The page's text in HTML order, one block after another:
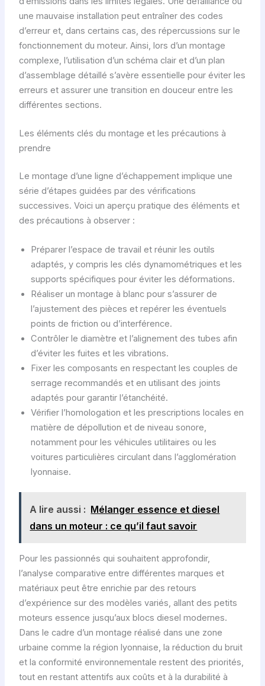
une mauvaise installation peut entraîner des codes
d’erreur et, dans certains cas, des répercussions sur le
fonctionnement du moteur. Ainsi, lors d’un montage
complexe, l’utilisation d’un schéma clair et d’un plan
d’assemblage détaillé s’avère essentielle pour éviter les
erreurs et assurer une transition en douceur entre les
différentes sections.
Les éléments clés du montage et les précautions à
prendre
Le montage d’une ligne d’échappement implique une
série d’étapes guidées par des vérifications
successives. Voici un aperçu pratique des éléments et
des précautions à observer :
Préparer l’espace de travail et réunir les outils
adaptés, y compris les clés dynamométriques et les
supports spécifiques pour éviter les déformations.
Réaliser un montage à blanc pour s’assurer de
l’ajustement des pièces et repérer les éventuels
points de friction ou d’interférence.
Contrôler le diamètre et l’alignement des tubes afin
d’éviter les fuites et les vibrations.
Fixer les composants en respectant les couples de
serrage recommandés et en utilisant des joints
adaptés pour garantir l’étanchéité.
Vérifier l’homologation et les prescriptions locales en
matière de dépollution et de niveau sonore,
notamment pour les véhicules utilitaires ou les
voitures particulières circulant dans l’agglomération
lyonnaise.
A lire aussi : Mélanger essence et diesel
dans un moteur : ce qu’il faut savoir
Pour les passionnés qui souhaitent approfondir,
l’analyse comparative entre différentes marques et
matériaux peut être enrichie par des retours
d’expérience sur des modèles variés, allant des petits
moteurs essence jusqu’aux blocs diesel modernes.
Dans le cadre d’un montage réalisé dans une zone
urbaine comme la région lyonnaise, la réduction du bruit
et la conformité environnementale restent des priorités,
tout en restant attentifs aux coûts et à la durabilité à